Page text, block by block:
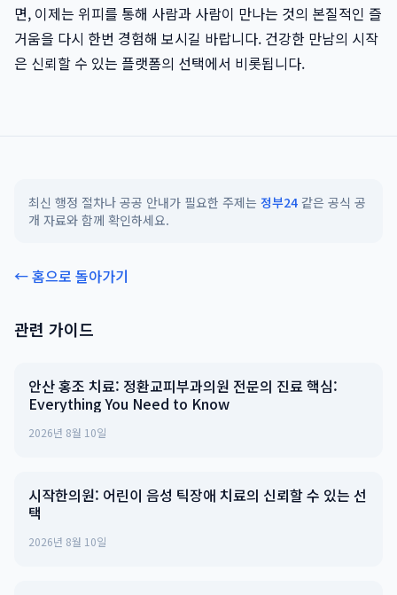
면, 이제는 위피를 통해 사람과 사람이 만나는 것의 본질적인 즐
거움을 다시 한번 경험해 보시길 바랍니다. 건강한 만남의 시작
은 신뢰할 수 있는 플랫폼의 선택에서 비롯됩니다.
최신 행정 절차나 공공 안내가 필요한 주제는 정부24 같은 공식 공
개 자료와 함께 확인하세요.
← 홈으로 돌아가기
관련 가이드
안산 홍조 치료: 정환교피부과의원 전문의 진료 핵심:
Everything You Need to Know
2026년 8월 10일
시작한의원: 어린이 음성 틱장애 치료의 신뢰할 수 있는 선
택
2026년 8월 10일